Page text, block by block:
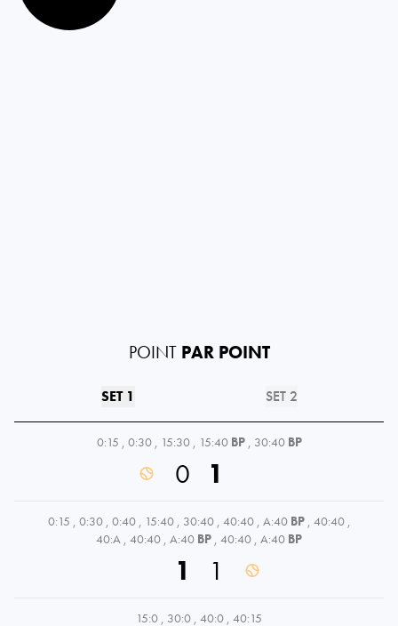
POINT PAR POINT
SET 1 SET 2
0:15 , 0:30 , 15:30 , 15:40 BP , 30:40 BP
0 1
0:15 , 0:30 , 0:40 , 15:40 , 30:40 , 40:40 , A:40 BP , 40:40 ,
40:A , 40:40 , A:40 BP , 40:40 , A:40 BP
1 1
15:0 , 30:0 , 40:0 , 40:15